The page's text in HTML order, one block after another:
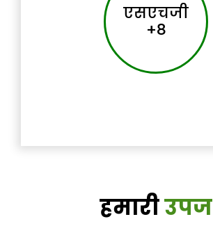
एसएचजी
+8
हमारीउपज